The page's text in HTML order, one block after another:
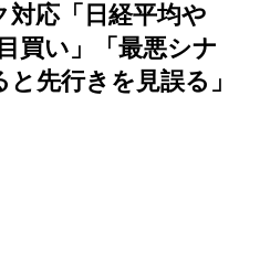
応「日経平均や
買い」「最悪シナ
先行きを見誤る」